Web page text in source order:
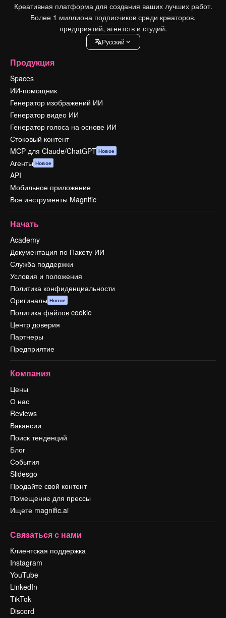
Креативная платформа для создания ваших лучших работ.
Более 1 миллиона подписчиков среди креаторов,
предприятий, агентств и студий.
Pусский
Продукция
Spaces
ИИ-помощник
Генератор изображений ИИ
Генератор видео ИИ
Генератор голоса на основе ИИ
Стоковый контент
MCP для Claude/ChatGPT Новое
Агенты Новое
API
Мобильное приложение
Все инструменты Magnific
Начать
Academy
Документация по Пакету ИИ
Служба поддержки
Условия и положения
Политика конфиденциальности
Оригиналы Новое
Политика файлов cookie
Центр доверия
Партнеры
Предприятие
Компания
Цены
О нас
Reviews
Вакансии
Поиск тенденций
Блог
События
Slidesgo
Продайте свой контент
Помещение для прессы
Ищете magnific.ai
Связаться с нами
Клиентская поддержка
Instagram
YouTube
LinkedIn
TikTok
Discord